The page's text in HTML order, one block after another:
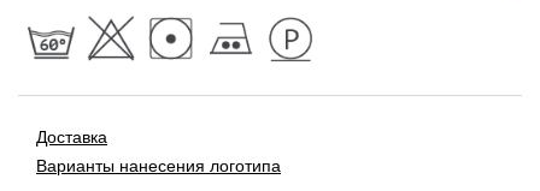
• проймы с вентиляционными отверстиям
Доставка
Варианты нанесения логотипа